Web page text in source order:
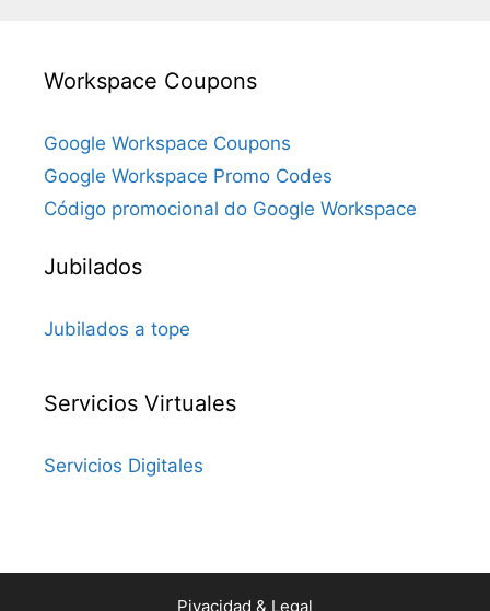
Workspace Coupons
Google Workspace Coupons
Google Workspace Promo Codes
Código promocional do Google Workspace
Jubilados
Jubilados a tope
Servicios Virtuales
Servicios Digitales
Pivacidad & Legal